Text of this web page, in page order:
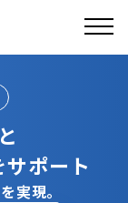
サポート
実現。